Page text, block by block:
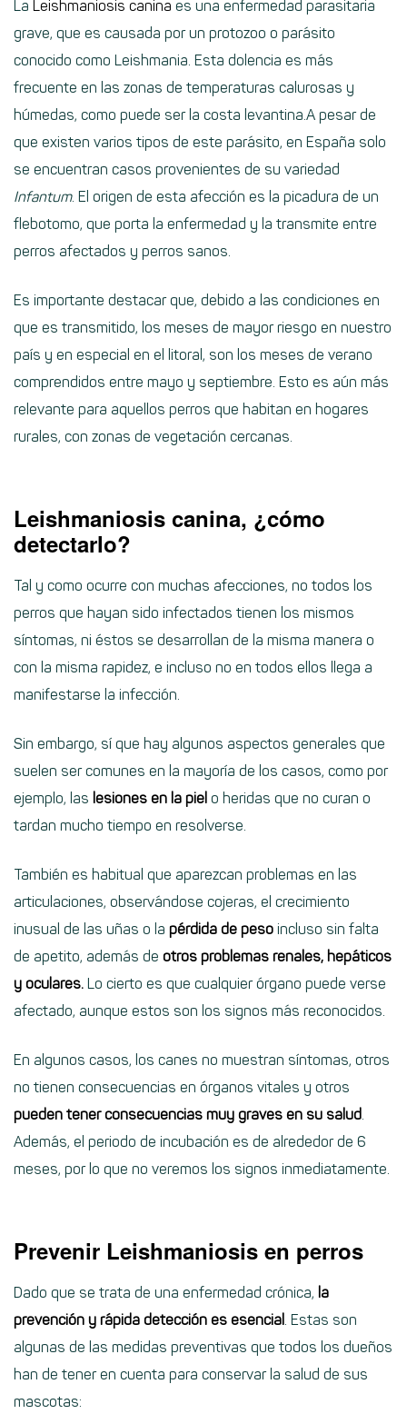
La Leishmaniosis canina es una enfermedad parasitaria
grave, que es causada por un protozoo o parásito
conocido como Leishmania. Esta dolencia es más
frecuente en las zonas de temperaturas calurosas y
húmedas, como puede ser la costa levantina.A pesar de
que existen varios tipos de este parásito, en España solo
se encuentran casos provenientes de su variedad
Infantum. El origen de esta afección es la picadura de un
flebotomo, que porta la enfermedad y la transmite entre
perros afectados y perros sanos.
Es importante destacar que, debido a las condiciones en
que es transmitido, los meses de mayor riesgo en nuestro
país y en especial en el litoral, son los meses de verano
comprendidos entre mayo y septiembre. Esto es aún más
relevante para aquellos perros que habitan en hogares
rurales, con zonas de vegetación cercanas.
Leishmaniosis canina, ¿cómo
detectarlo?
Tal y como ocurre con muchas afecciones, no todos los
perros que hayan sido infectados tienen los mismos
síntomas, ni éstos se desarrollan de la misma manera o
con la misma rapidez, e incluso no en todos ellos llega a
manifestarse la infección.
Sin embargo, sí que hay algunos aspectos generales que
suelen ser comunes en la mayoría de los casos, como por
ejemplo, las lesiones en la piel o heridas que no curan o
tardan mucho tiempo en resolverse.
También es habitual que aparezcan problemas en las
articulaciones, observándose cojeras, el crecimiento
inusual de las uñas o la pérdida de peso incluso sin falta
de apetito, además de otros problemas renales, hepáticos
y oculares. Lo cierto es que cualquier órgano puede verse
afectado, aunque estos son los signos más reconocidos.
En algunos casos, los canes no muestran síntomas, otros
no tienen consecuencias en órganos vitales y otros
pueden tener consecuencias muy graves en su salud.
Además, el periodo de incubación es de alrededor de 6
meses, por lo que no veremos los signos inmediatamente.
Prevenir Leishmaniosis en perros
Dado que se trata de una enfermedad crónica, la
prevención y rápida detección es esencial. Estas son
algunas de las medidas preventivas que todos los dueños
han de tener en cuenta para conservar la salud de sus
mascotas: